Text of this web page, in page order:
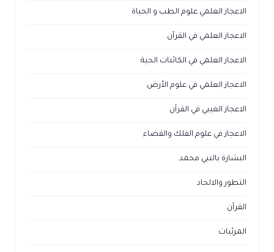
الاعجاز العلمي علوم الطب و الحياة
الاعجاز العلمي في القرآن
الاعجاز العلمي في الكائنات الحية
الاعجاز العلمي في علوم الأرض
الاعجاز الغيبي في القرآن
الاعجاز في علوم الفلك والفضاء
البشارة بالنبي محمد
التطور والالحاد
القرآن
المرئيات